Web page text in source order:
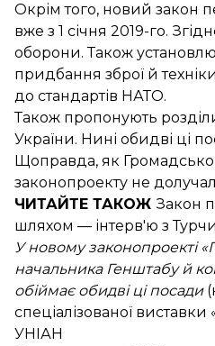
Окрім того, новий закон
вже з 1 січня 2019-го.
оборони. Також
придбання зброї й
до стандартів НАТО.
Також пропонують
України. Нині обидві ці
Щоправда, як
законопроекту не
ЧИТАЙТЕ ТАКОЖ Закон
шляхом — інтерв'ю з
У новому законопроекті
начальника Генштабу й
обіймає обидві ці посади
спеціалізованої
УНІАН